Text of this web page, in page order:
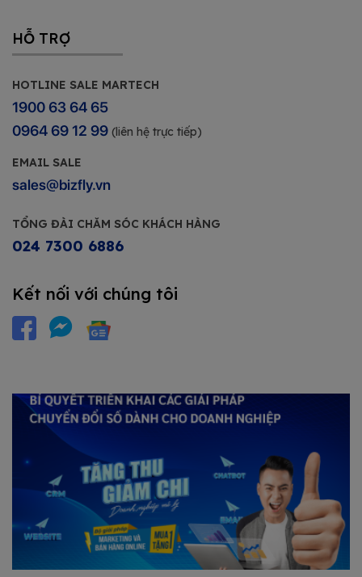
HỖ TRỢ
HOTLINE SALE MARTECH
1900 63 64 65
0964 69 12 99 (liên hệ trực tiếp)
EMAIL SALE
sales@bizfly.vn
TỔNG ĐÀI CHĂM SÓC KHÁCH HÀNG
024 7300 6886
Kết nối với chúng tôi